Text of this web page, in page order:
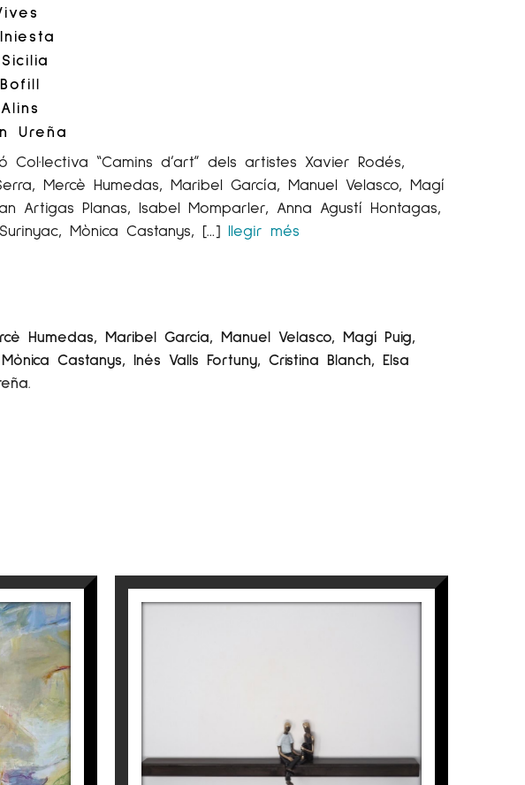
Ureña
Col·lectiva “Camins d’art” dels artistes Xavier Rodés,
Mercè Humedas, Maribel García, Manuel Velasco, Magí
Artigas Planas, Isabel Momparler, Anna Agustí Hontagas,
Mònica Castanys, […] llegir més
Humedas, Maribel García, Manuel Velasco, Magí Puig,
Castanys, Inés Valls Fortuny, Cristina Blanch, Elsa